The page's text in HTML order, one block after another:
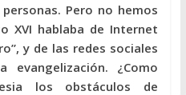
Pero no hemos
XVI hablaba de Internet
y de las redes sociales
evangelización. ¿Como
los obstáculos de